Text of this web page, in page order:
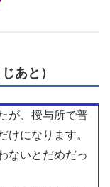
あと）
が、授与所で普
けになります。
ないとだめだっ